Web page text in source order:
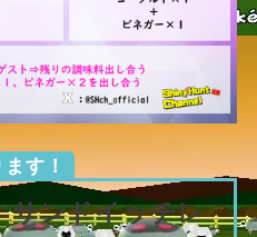
す！
サンドイッチレ